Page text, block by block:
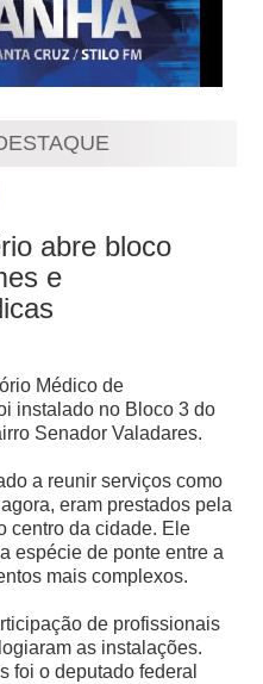
abre bloco
e
Médico de
instalado no Bloco 3 do
Senador Valadares.
a reunir serviços como
eram prestados pela
centro da cidade. Ele
espécie de ponte entre a
mais complexos.
de profissionais
as instalações.
foi o deputado federal